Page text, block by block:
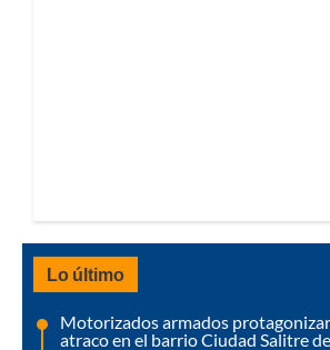
Lo último
Motorizados armados
atraco en el barrio Ciudad Salitre